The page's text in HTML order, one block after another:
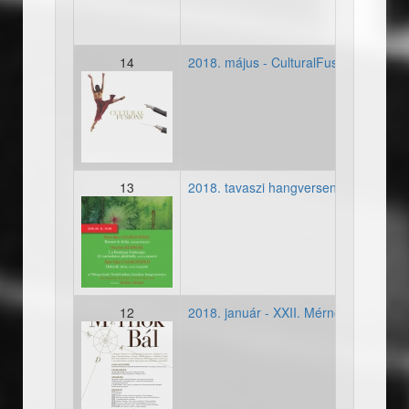
14
20180528-cultralfusions-
2018. május - CulturalFusions
13
20180511-tavasz-
2018. tavaszi hangverseny
12
20180120-mernokbal.jpg
2018. január - XXII. Mérnökbál